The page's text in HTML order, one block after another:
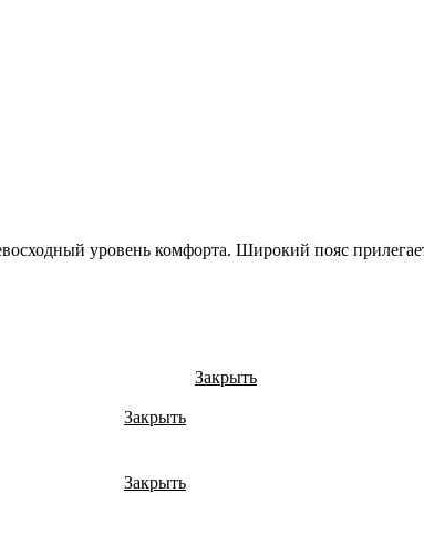
уровень комфорта. Широкий пояс
Закрыть
Закрыть
Закрыть